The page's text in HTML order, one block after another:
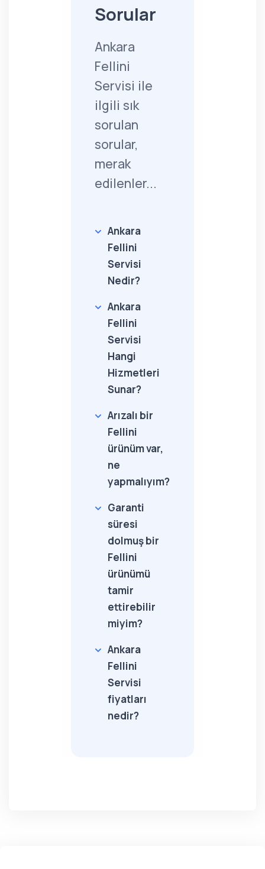
Sorular
Ankara
Fellini
Servisi ile
ilgili sık
sorulan
sorular,
merak
edilenler...
Ankara
Fellini
Servisi
Nedir?
Ankara
Fellini
Servisi
Hangi
Hizmetleri
Sunar?
Arızalı bir
Fellini
ürünüm var,
ne
yapmalıyım?
Garanti
süresi
dolmuş bir
Fellini
ürünümü
tamir
ettirebilir
miyim?
Ankara
Fellini
Servisi
fiyatları
nedir?